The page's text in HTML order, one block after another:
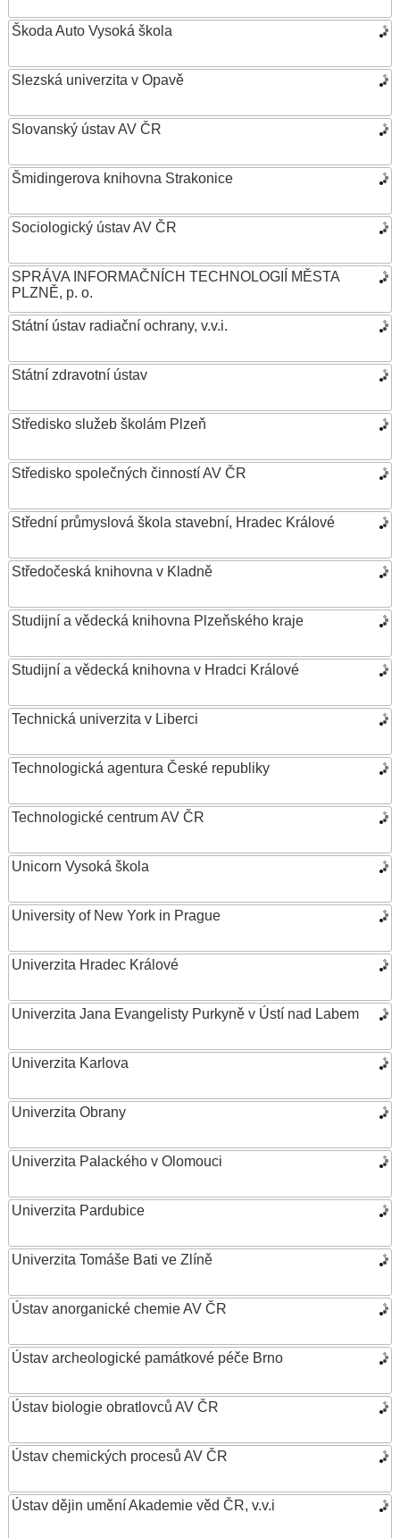
Škoda Auto Vysoká škola
Slezská univerzita v Opavě
Slovanský ústav AV ČR
Šmidingerova knihovna Strakonice
Sociologický ústav AV ČR
SPRÁVA INFORMAČNÍCH TECHNOLOGIÍ MĚSTA
PLZNĚ, p. o.
Státní ústav radiační ochrany, v.v.i.
Státní zdravotní ústav
Středisko služeb školám Plzeň
Středisko společných činností AV ČR
Střední průmyslová škola stavební, Hradec Králové
Středočeská knihovna v Kladně
Studijní a vědecká knihovna Plzeňského kraje
Studijní a vědecká knihovna v Hradci Králové
Technická univerzita v Liberci
Technologická agentura České republiky
Technologické centrum AV ČR
Unicorn Vysoká škola
University of New York in Prague
Univerzita Hradec Králové
Univerzita Jana Evangelisty Purkyně v Ústí nad Labem
Univerzita Karlova
Univerzita Obrany
Univerzita Palackého v Olomouci
Univerzita Pardubice
Univerzita Tomáše Bati ve Zlíně
Ústav anorganické chemie AV ČR
Ústav archeologické památkové péče Brno
Ústav biologie obratlovců AV ČR
Ústav chemických procesů AV ČR
Ústav dějin umění Akademie věd ČR, v.v.i